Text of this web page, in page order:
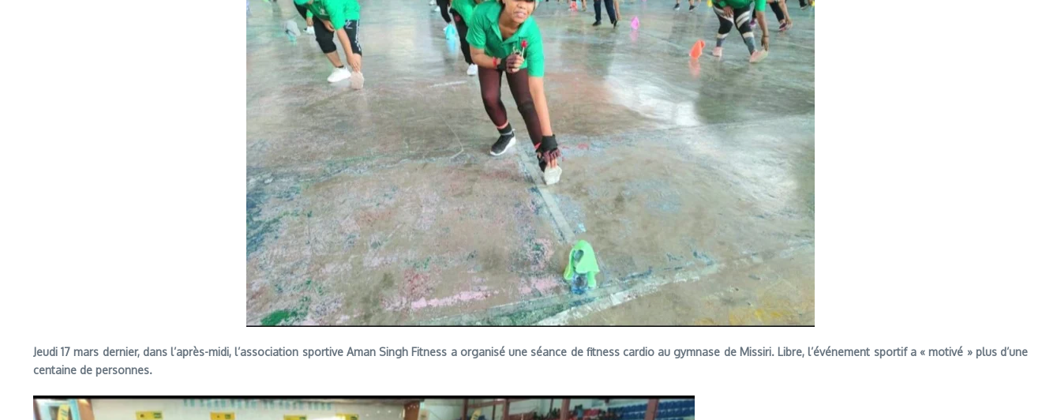
Jeudi 17 mars dernier, dans l’après-midi, l’association sportive Aman Singh Fitness a organisé une séance de fitness cardio au gymnase de Missiri. Libre, l’événement sportif a « motivé » plus d’une
centaine de personnes.